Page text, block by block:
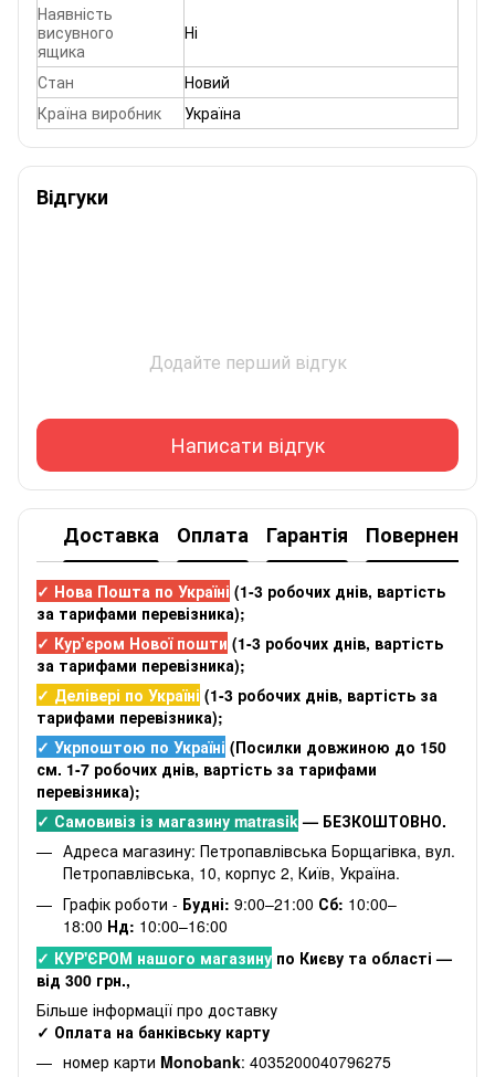
Наявність
висувного
ящика
Ні
Стан
Новий
Країна виробник
Україна
Відгуки
Додайте перший відгук
Написати відгук
Доставка Оплата Гарантія Повернення
✓ Нова Пошта по Україні (1-3 робочих днів, вартість
за тарифами перевізника);
✓ Кур’єром Нової пошти (1-3 робочих днів, вартість
за тарифами перевізника);
✓ Делівері по Україні (1-3 робочих днів, вартість за
тарифами перевізника);
✓ Укрпоштою по Україні (Посилки довжиною до 150
см. 1-7 робочих днів, вартість за тарифами
перевізника);
✓ Самовивіз із магазину matrasik— БЕЗКОШТОВНО.
Адреса магазину: Петропавлівська Борщагівка, вул.
Петропавлівська, 10, корпус 2, Київ, Україна.
Графік роботи - Будні: 9:00–21:00 Сб: 10:00–
18:00 Нд: 10:00–16:00
✓ КУР'ЄРОМ нашого магазину по Києву та області —
від 300 грн.,
Більше інформації про доставку
✓ Оплата на банківську карту
номер карти Monobank: 4035200040796275